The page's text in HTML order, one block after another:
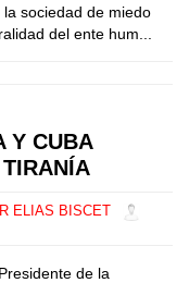
sociedad de miedo
del ente hum...
Y CUBA
ELIAS BISCET
de la